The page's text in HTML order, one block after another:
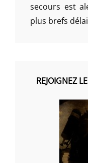
secours est
plus brefs
REJOIGNEZ